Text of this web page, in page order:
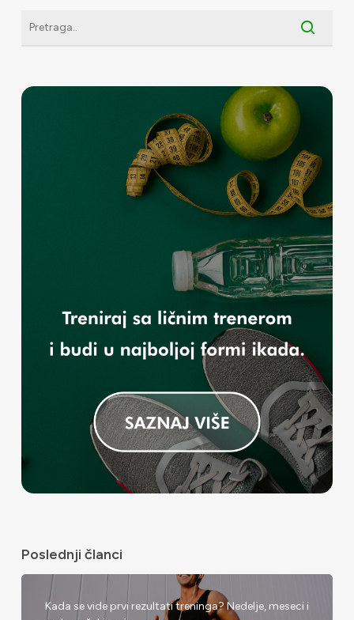
Poslednji članci
Kada se vide prvi rezultati treninga? Nedelje, meseci i